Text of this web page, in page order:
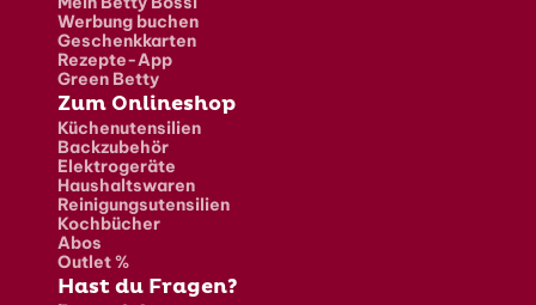
Werbung buchen
Geschenkkarten
Rezepte-App
Green Betty
Zum Onlineshop
Küchenutensilien
Backzubehör
Elektrogeräte
Haushaltswaren
Reinigungsutensilien
Kochbücher
Abos
Outlet %
Hast du Fragen?